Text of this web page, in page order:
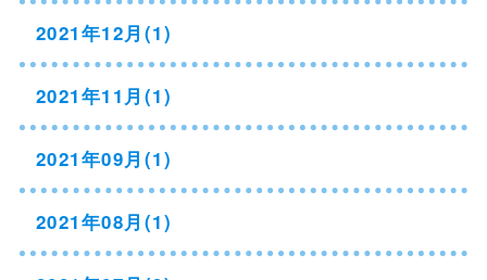
2021年12月(1)
2021年11月(1)
2021年09月(1)
2021年08月(1)